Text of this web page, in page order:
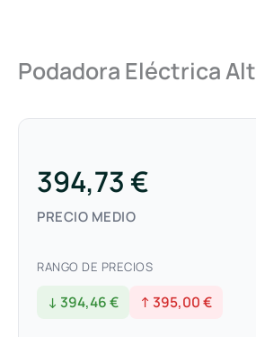
Podadora Eléctrica
394,73 €
PRECIO MEDIO
RANGO DE PRECIOS
↓ 394,46 € ↑ 395,00 €